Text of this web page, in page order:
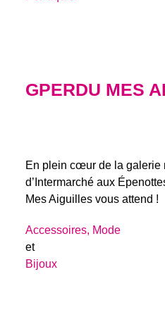
GPERDU MES
En plein cœur de la galerie
d’Intermarché aux
Mes Aiguilles vous attend !
Accessoires, Mode
et
Bijoux